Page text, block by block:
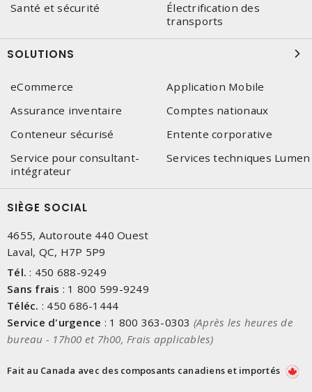
Santé et sécurité
Électrification des
transports
SOLUTIONS
eCommerce
Application Mobile
Assurance inventaire
Comptes nationaux
Conteneur sécurisé
Entente corporative
Service pour consultant-
intégrateur
Services techniques Lumen
SIÈGE SOCIAL
4655, Autoroute 440 Ouest
Laval, QC, H7P 5P9
Tél. : 450 688-9249
Sans frais : 1 800 599-9249
Téléc. : 450 686-1444
Service d'urgence : 1 800 363-0303 (Après les heures de
bureau - 17h00 et 7h00, Frais applicables)
Fait au Canada avec des composants canadiens et importés